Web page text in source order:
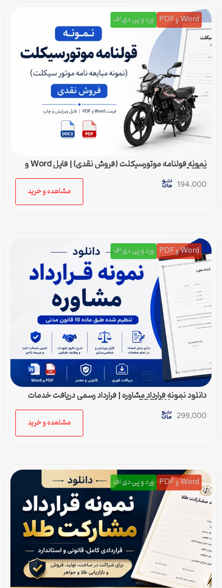
Word و PDF ورد و پی دی اف
نمونه قولنامه موتورسیکلت (فروش نقدی) | فایل Word و
194,000
مشاهده و خرید
Word و PDF ورد و پی دی اف
دانلود نمونه قرارداد مشاوره | قرارداد رسمی دریافت خدمات
299,000
مشاهده و خرید
Word و PDF ورد و پی دی اف